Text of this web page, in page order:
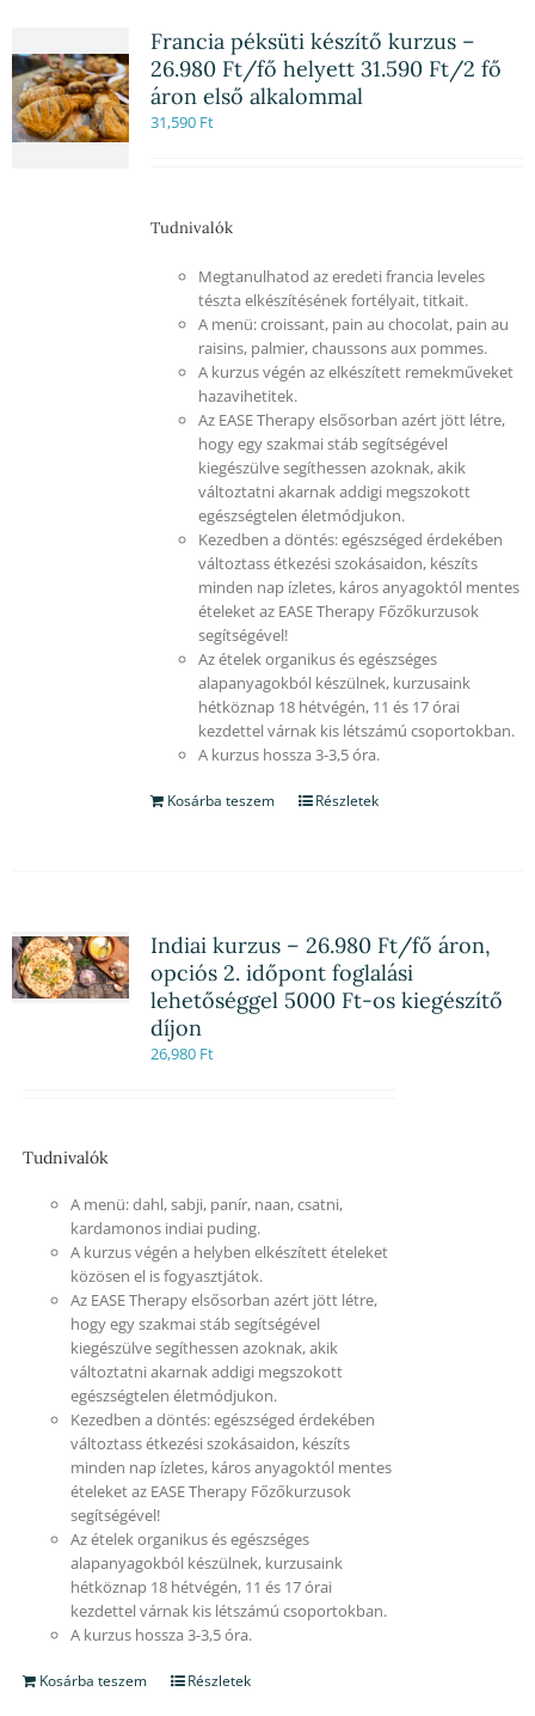
Francia péksüti készítő kurzus –
26.980 Ft/fő helyett 31.590 Ft/2 fő
áron első alkalommal
31,590 Ft
Tudnivalók
Megtanulhatod az eredeti francia leveles
tészta elkészítésének fortélyait, titkait.
A menü: croissant, pain au chocolat, pain au
raisins, palmier, chaussons aux pommes.
A kurzus végén az elkészített remekműveket
hazavihetitek.
Az EASE Therapy elsősorban azért jött létre,
hogy egy szakmai stáb segítségével
kiegészülve segíthessen azoknak, akik
változtatni akarnak addigi megszokott
egészségtelen életmódjukon.
Kezedben a döntés: egészséged érdekében
változtass étkezési szokásaidon, készíts
minden nap ízletes, káros anyagoktól mentes
ételeket az EASE Therapy Főzőkurzusok
segítségével!
Az ételek organikus és egészséges
alapanyagokból készülnek, kurzusaink
hétköznap 18 hétvégén, 11 és 17 órai
kezdettel várnak kis létszámú csoportokban.
A kurzus hossza 3-3,5 óra.
Kosárba teszem Részletek
Indiai kurzus – 26.980 Ft/fő áron,
opciós 2. időpont foglalási
lehetőséggel 5000 Ft-os kiegészítő
díjon
26,980 Ft
Tudnivalók
A menü: dahl, sabji, panír, naan, csatni,
kardamonos indiai puding.
A kurzus végén a helyben elkészített ételeket
közösen el is fogyasztjátok.
Az EASE Therapy elsősorban azért jött létre,
hogy egy szakmai stáb segítségével
kiegészülve segíthessen azoknak, akik
változtatni akarnak addigi megszokott
egészségtelen életmódjukon.
Kezedben a döntés: egészséged érdekében
változtass étkezési szokásaidon, készíts
minden nap ízletes, káros anyagoktól mentes
ételeket az EASE Therapy Főzőkurzusok
segítségével!
Az ételek organikus és egészséges
alapanyagokból készülnek, kurzusaink
hétköznap 18 hétvégén, 11 és 17 órai
kezdettel várnak kis létszámú csoportokban.
A kurzus hossza 3-3,5 óra.
Kosárba teszem Részletek